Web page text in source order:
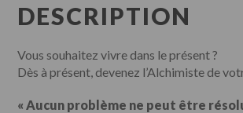
DESCRIPTION
Vous souhaitez vivre dans le présent ?
Dès à présent, devenez l’Alchimiste de
« Aucun problème ne peut être